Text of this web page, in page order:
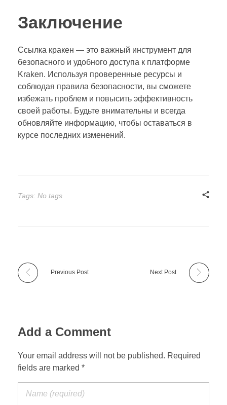
Заключение
Ссылка кракен — это важный инструмент для
безопасного и удобного доступа к платформе
Kraken. Используя проверенные ресурсы и
соблюдая правила безопасности, вы сможете
избежать проблем и повысить эффективность
своей работы. Будьте внимательны и всегда
обновляйте информацию, чтобы оставаться в
курсе последних изменений.
Tags: No tags
Previous Post Next Post
Add a Comment
Your email address will not be published. Required
fields are marked *